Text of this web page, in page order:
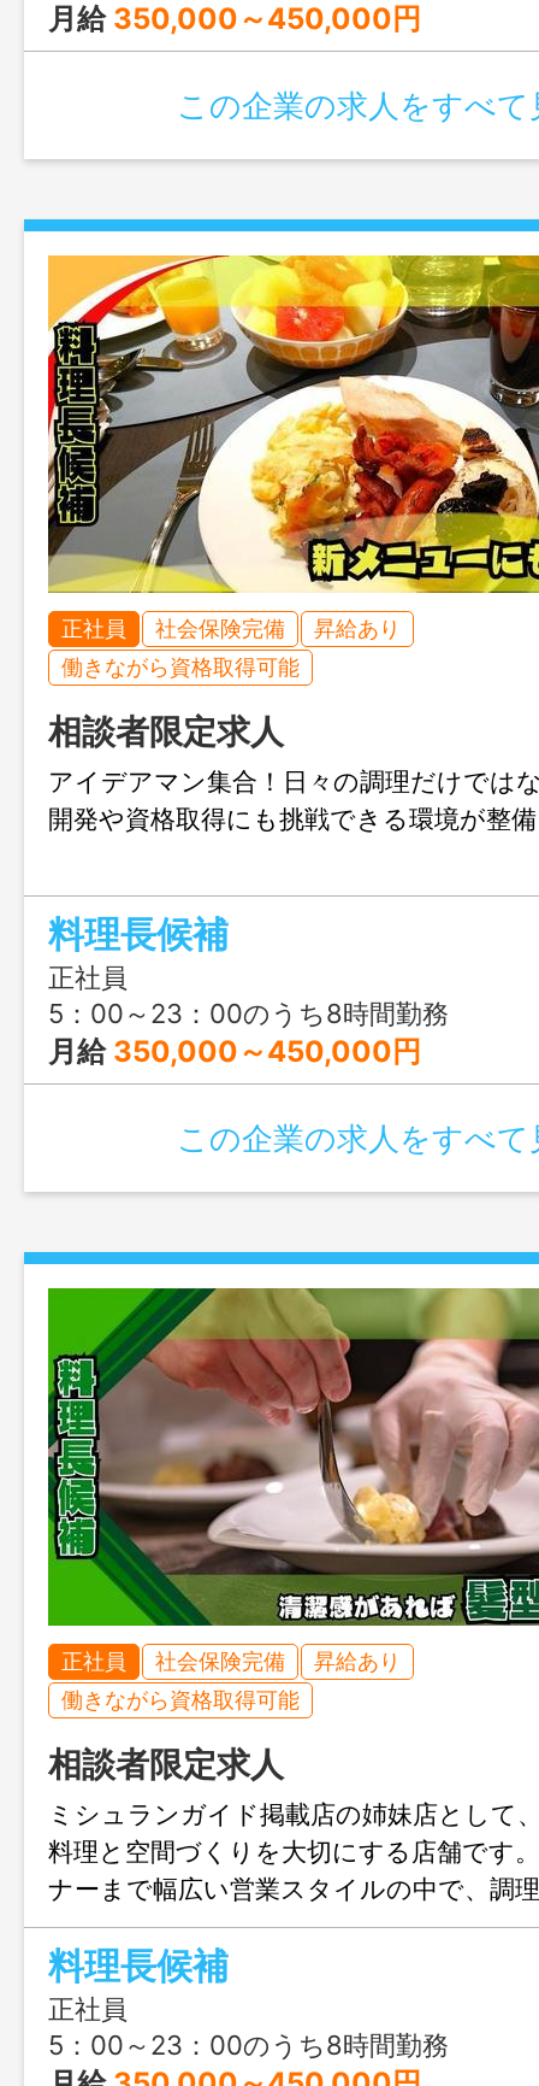
月給 350,000～450,000円
この企業の求人をすべて
正社員 社会保険完備
昇給あり
働きながら資格取得可能
相談者限定求人
アイデアマン集合！日々の調理だけでは
開発や資格取得にも挑戦できる環境が整
料理長候補
正社員
5：00～23：00のうち8時間勤務
月給 350,000～450,000円
この企業の求人をすべて
正社員 社会保険完備
昇給あり
働きながら資格取得可能
相談者限定求人
ミシュランガイド掲載店の姉妹店として
料理と空間づくりを大切にする店舗です
ナーまで幅広い営業スタイルの中で、調
く店舗運営スキルも磨けます。福利厚生
長く働きやすい環境です。
料理長候補
正社員
5：00～23：00のうち8時間勤務